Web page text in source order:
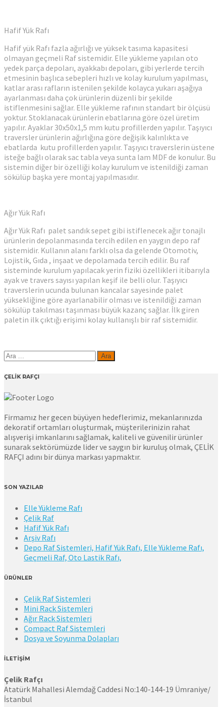
Hafif Yük Rafı
Hafif yük Rafı fazla ağırlığı ve yüksek tasıma kapasitesi
olmayan geçmeli Raf sistemidir. Elle yükleme yapılan oto
yedek parça depoları, ayakkabı depoları, gibi yerlerde tercih
etmesinin başlıca sebepleri hızlı ve kolay kurulum yapılması,
katlar arası rafların istenilen şekilde kolayca yukarı aşağıya
ayarlanması daha çok ürünlerin düzenli bir şekilde
istiflenmesini sağlar. Elle yükleme rafının standart bir ölçüsü
yoktur. Stoklanacak ürünlerin ebatlarına göre özel üretim
yapılır. Ayaklar 30x50x1,5 mm kutu profillerden yapılır. Taşıyıcı
traversler ürünlerin ağırlığına göre değişik kalınlıkta ve
ebatlarda kutu profillerden yapılır. Taşıyıcı traverslerin üstene
isteğe bağlı olarak sac tabla veya sunta lam MDF de konulur. Bu
sistemin diğer bir özelliği kolay kurulum ve istenildiği zaman
sökülüp başka yere montaj yapılmasıdır.
Ağır Yük Rafı
Ağır Yük Rafı palet sandık sepet gibi istiflenecek ağır tonajlı
ürünlerin depolanmasında tercih edilen en yaygın depo raf
sistemidir. Kullanın alanı farklı olsa da gelende Otomotiv,
Lojistik, Gıda , inşaat ve depolamada tercih edilir. Bu raf
sisteminde kurulum yapılacak yerin fiziki özellikleri itibarıyla
ayak ve travers sayısı yapılan keşif ile belli olur. Taşıyıcı
traverslerin ucunda bulunan kancalar sayesinde palet
yüksekliğine göre ayarlanabilir olması ve istenildiği zaman
sökülüp takılması taşınması büyük kazanç sağlar. İlk giren
paletin ilk çıktığı erişimi kolay kullanışlı bir raf sistemidir.
Arama:
ÇELİK RAFÇI
Firmamız her gecen büyüyen hedeflerimiz, mekanlarınızda
dekoratif ortamları oluşturmak, müşterilerinizin rahat
alışverişi imkanlarını sağlamak, kaliteli ve güvenilir ürünler
sunarak sektörümüzde lider ve saygın bir kuruluş olmak, ÇELİK
RAFÇI adını bir dünya markası yapmaktır.
SON YAZILAR
Elle Yükleme Rafı
Çelik Raf
Hafif Yük Rafı
Arşiv Rafı
Depo Raf Sistemleri, Hafif Yük Rafı, Elle Yükleme Rafı,
Geçmeli Raf, Oto Lastik Rafı,
ÜRÜNLER
Çelik Raf Sistemleri
Mini Rack Sistemleri
Ağır Rack Sistemleri
Compact Raf Sistemleri
Dosya ve Soyunma Dolapları
İLETİŞİM
Çelik Rafçı
Atatürk Mahallesi Alemdağ Caddesi No:140-144-19 Ümraniye/
İstanbul